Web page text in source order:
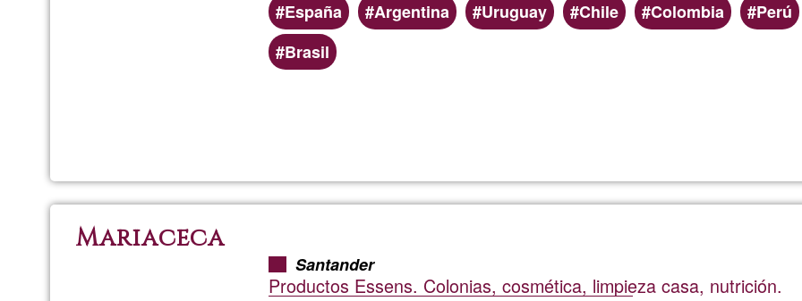
España
Argentina Uruguay Chile Colombia Perú
Brasil
Mariaceca
Santander
Productos Essens. Colonias, cosmética, limpieza casa, nutrición.